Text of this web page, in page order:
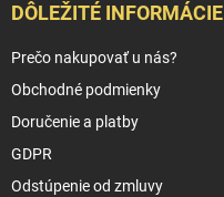
DÔLEŽITÉ INFORMÁCIE
Prečo nakupovať u nás?
Obchodné podmienky
Doručenie a platby
GDPR
Odstúpenie od zmluvy